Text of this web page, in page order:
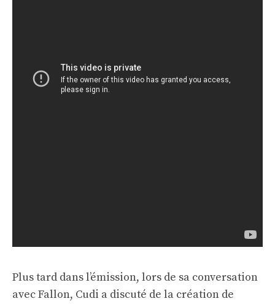
Plus tard dans l’émission, lors de sa conversation
avec Fallon, Cudi a discuté de la création de